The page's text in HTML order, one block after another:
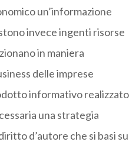
un’informazione
invece ingenti risorse
in maniera
delle imprese
informativo realizzato
una strategia
d’autore che si basi su